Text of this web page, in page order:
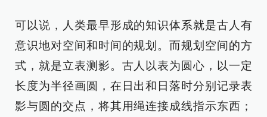
可以说，人类最早形成的知识体系就是古人有
意识地对空间和时间的规划。而规划空间的方
式，就是立表测影。古人以表为圆心，以一定
长度为半径画圆，在日出和日落时分别记录表
影与圆的交点，将其用绳连接成线指示东西；